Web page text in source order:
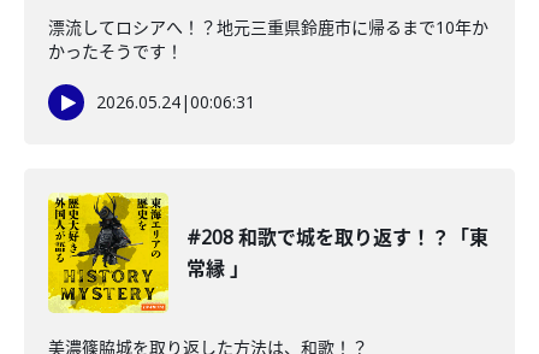
漂流してロシアへ！？地元三重県鈴鹿市に帰るまで10年か
かったそうです！
2026.05.24|00:06:31
#208 和歌で城を取り返す！？「東
常縁 」
美濃篠脇城を取り返した方法は、和歌！？